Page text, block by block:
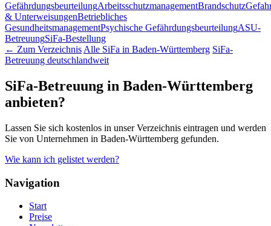
GefährdungsbeurteilungArbeitsschutzmanagementBrandschutz
& UnterweisungenBetriebliches
GesundheitsmanagementPsychische GefährdungsbeurteilungASU-
BetreuungSiFa-Bestellung
← Zum Verzeichnis Alle SiFa in Baden-Württemberg SiFa-
Betreuung deutschlandweit
SiFa-Betreuung in Baden-Württemberg
anbieten?
Lassen Sie sich kostenlos in unser Verzeichnis eintragen und werden
Sie von Unternehmen in Baden-Württemberg gefunden.
Wie kann ich gelistet werden?
Navigation
Start
Preise